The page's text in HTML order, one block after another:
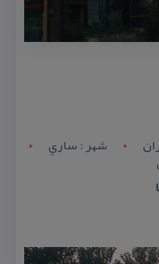
شهر : ساري